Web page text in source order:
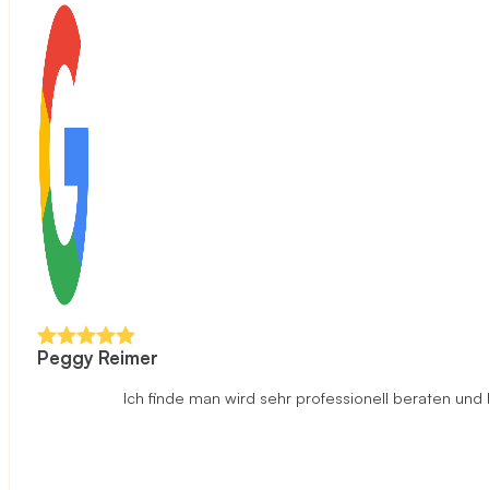
Peggy Reimer
Ich finde man wird sehr professionell beraten